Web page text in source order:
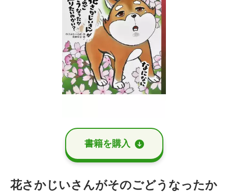
書籍を購⼊
花さかじいさんがそのごどうなったか